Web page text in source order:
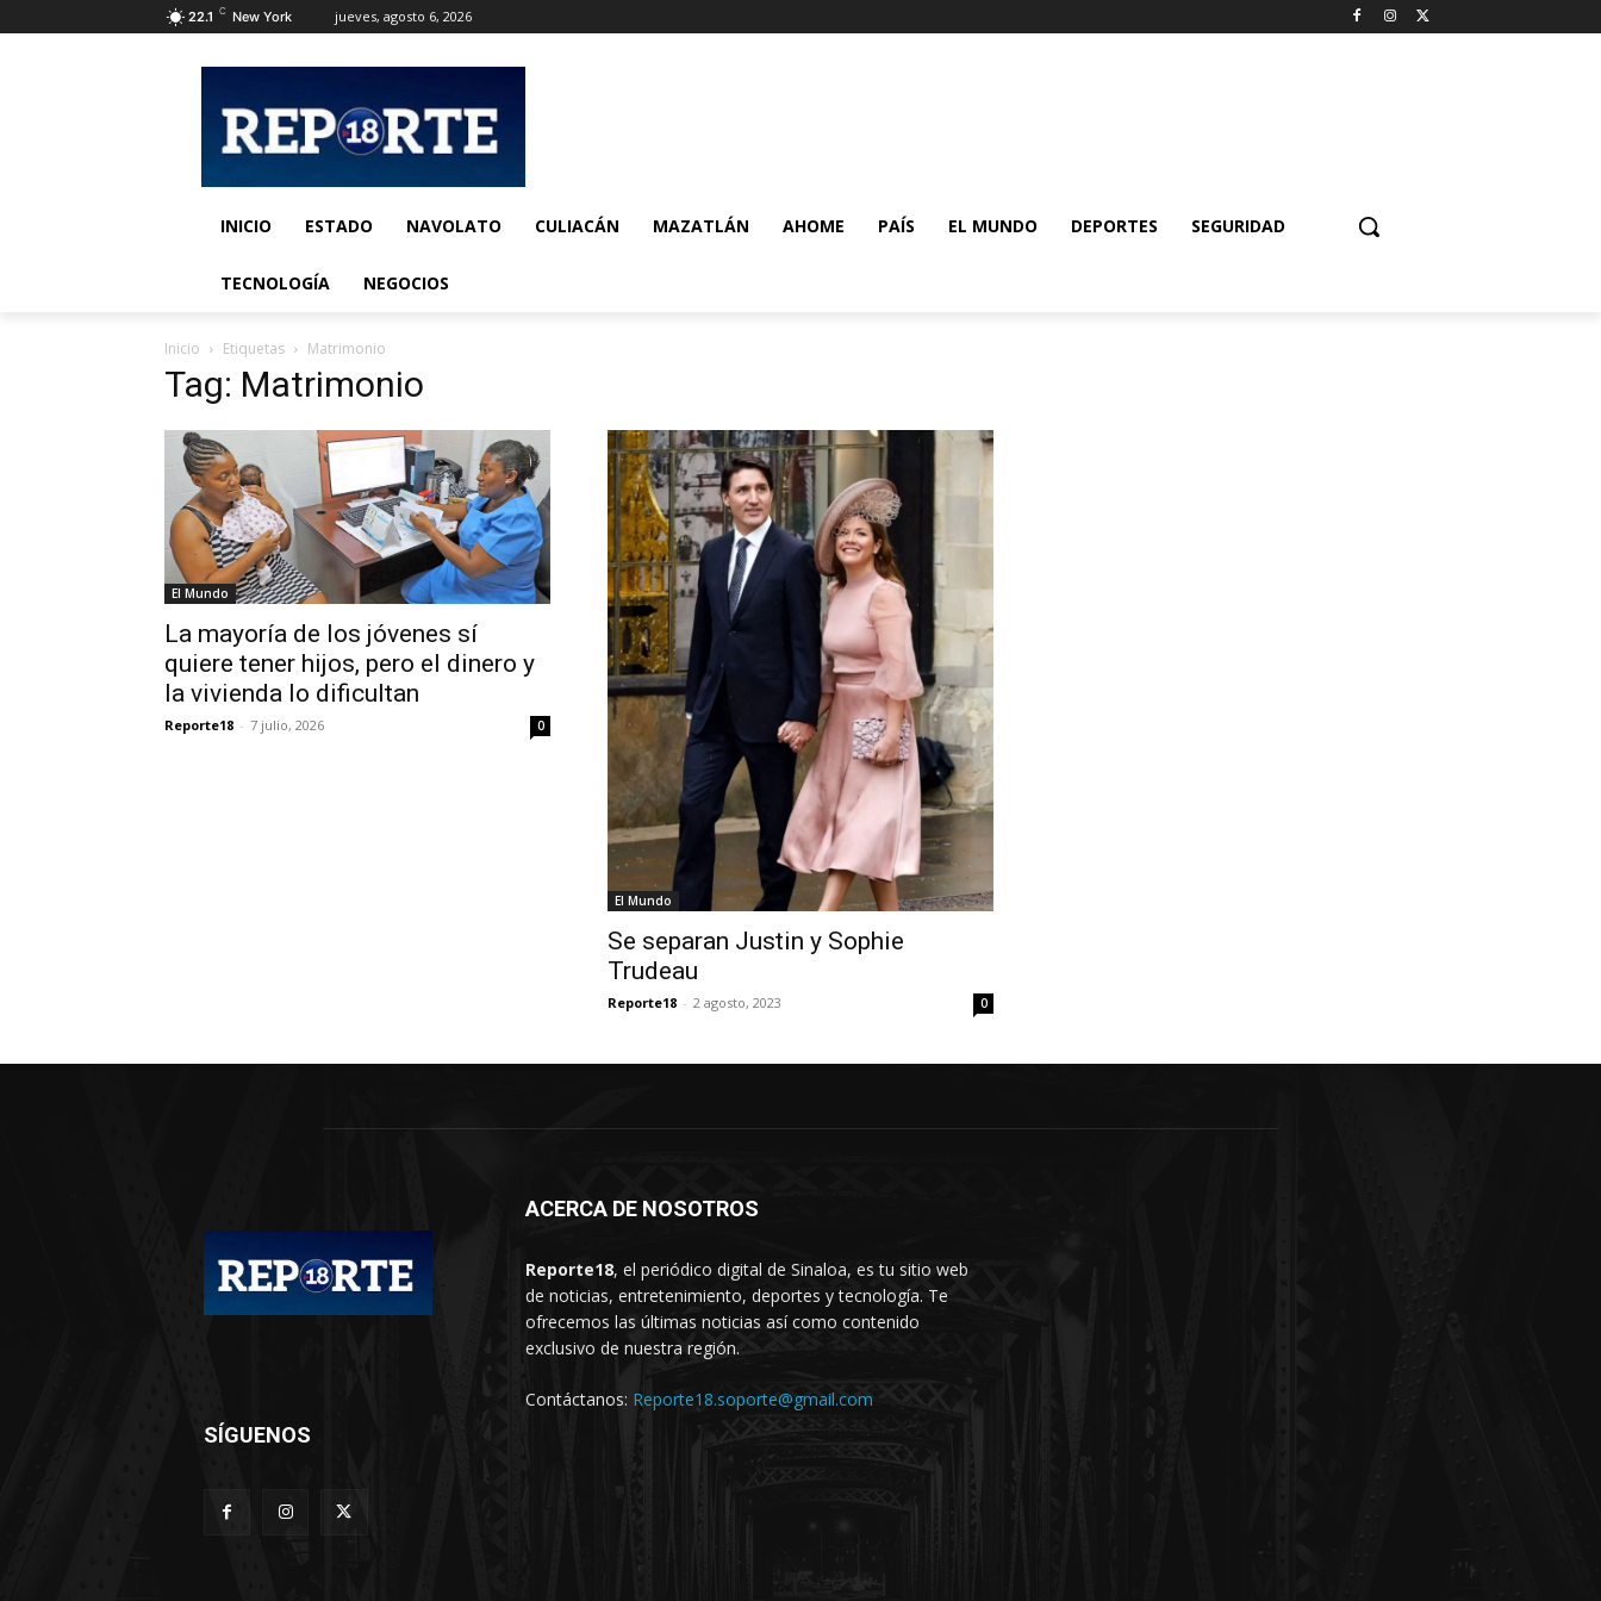
22.1 C New York jueves, agosto 6, 2026
INICIO ESTADO NAVOLATO CULIACÁN MAZATLÁN AHOME PAÍS EL MUNDO DEPORTES SEGURIDAD
TECNOLOGÍA NEGOCIOS
Inicio Etiquetas Matrimonio
Tag: Matrimonio
El Mundo
La mayoría de los jóvenes sí
quiere tener hijos, pero el dinero y
la vivienda lo dificultan
Reporte18 - 7 julio, 2026 0
El Mundo
Se separan Justin y Sophie
Trudeau
Reporte18 - 2 agosto, 2023 0
ACERCA DE NOSOTROS
Reporte18, el periódico digital de Sinaloa, es tu sitio web
de noticias, entretenimiento, deportes y tecnología. Te
ofrecemos las últimas noticias así como contenido
exclusivo de nuestra región.
Contáctanos: Reporte18.soporte@gmail.com
SÍGUENOS